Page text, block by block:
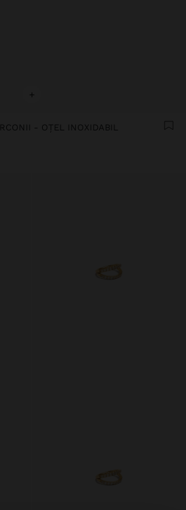
+
- OȚEL INOXIDABIL